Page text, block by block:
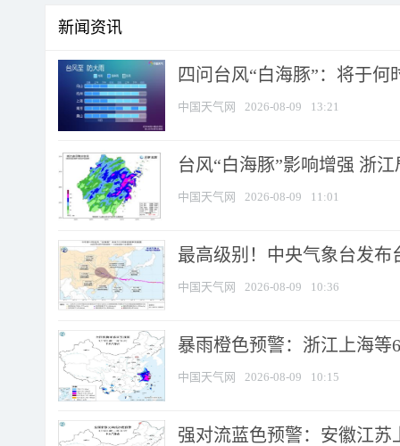
新闻资讯
四问台风“白海豚”：将于
中国天气网 2026-08-09 13:21
台风“白海豚”影响增强 浙
中国天气网 2026-08-09 11:01
最高级别！中央气象台发布
中国天气网 2026-08-09 10:36
暴雨橙色预警：浙江上海等
中国天气网 2026-08-09 10:15
强对流蓝色预警：安徽江苏